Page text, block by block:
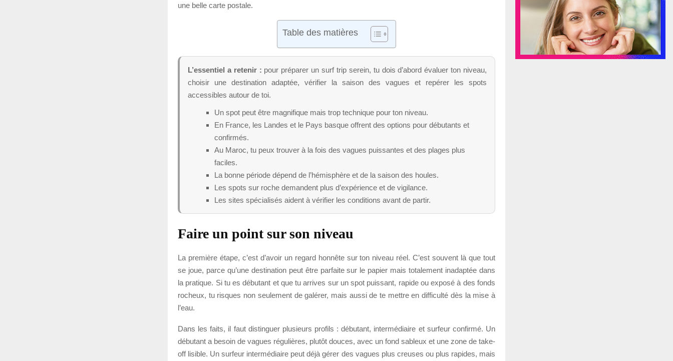
une belle carte postale.
Table des matières
L’essentiel a retenir : pour préparer un surf trip serein, tu dois d’abord évaluer ton niveau,
choisir une destination adaptée, vérifier la saison des vagues et repérer les spots
accessibles autour de toi.
Un spot peut être magnifique mais trop technique pour ton niveau.
En France, les Landes et le Pays basque offrent des options pour débutants et
confirmés.
Au Maroc, tu peux trouver à la fois des vagues puissantes et des plages plus
faciles.
La bonne période dépend de l’hémisphère et de la saison des houles.
Les spots sur roche demandent plus d’expérience et de vigilance.
Les sites spécialisés aident à vérifier les conditions avant de partir.
Faire un point sur son niveau
La première étape, c’est d’avoir un regard honnête sur ton niveau réel. C’est souvent là que tout
se joue, parce qu’une destination peut être parfaite sur le papier mais totalement inadaptée dans
la pratique. Si tu es débutant et que tu arrives sur un spot puissant, rapide ou exposé à des fonds
rocheux, tu risques non seulement de galérer, mais aussi de te mettre en difficulté dès la mise à
l’eau.
Dans les faits, il faut distinguer plusieurs profils : débutant, intermédiaire et surfeur confirmé. Un
débutant a besoin de vagues régulières, plutôt douces, avec un fond sableux et une zone de take-
off lisible. Un surfeur intermédiaire peut déjà gérer des vagues plus creuses ou plus rapides, mais